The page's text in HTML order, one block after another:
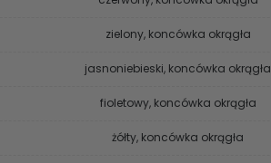
zielony, koncówka okrągła
jasnoniebieski, koncówka okrągła
fioletowy, koncówka okrągła
żółty, koncówka okrągła